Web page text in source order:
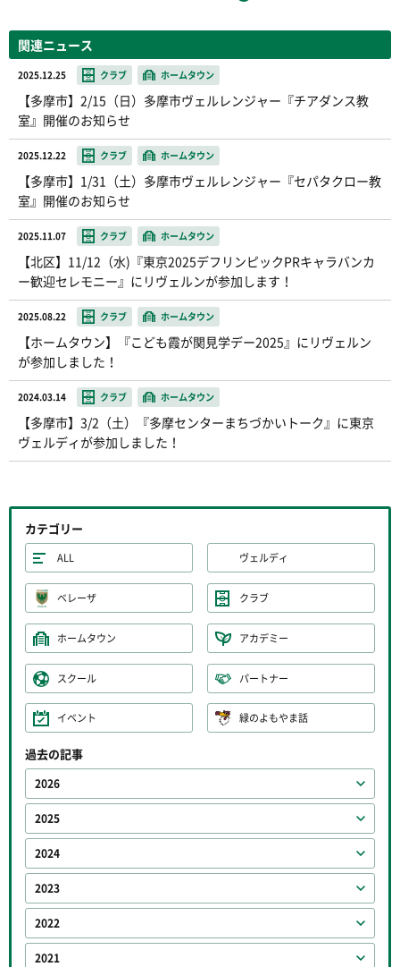
関連ニュース
2025.12.25 クラブ ホームタウン
【多摩市】2/15（日）多摩市ヴェルレンジャー『チアダンス教
室』開催のお知らせ
2025.12.22 クラブ ホームタウン
【多摩市】1/31（土）多摩市ヴェルレンジャー『セパタクロー教
室』開催のお知らせ
2025.11.07 クラブ ホームタウン
【北区】11/12（水)『東京2025デフリンピックPRキャラバンカ
ー歓迎セレモニー』にリヴェルンが参加します！
2025.08.22 クラブ ホームタウン
【ホームタウン】『こども霞が関見学デー2025』にリヴェルン
が参加しました！
2024.03.14 クラブ ホームタウン
【多摩市】3/2（土）『多摩センターまちづかいトーク』に東京
ヴェルディが参加しました！
カテゴリー
ALL ヴェルディ
ベレーザ クラブ
ホームタウン アカデミー
スクール パートナー
イベント 緑のよもやま話
過去の記事
2026
2025
2024
2023
2022
2021